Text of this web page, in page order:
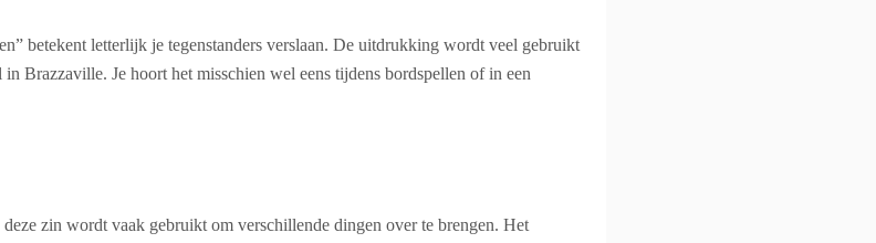
betekent letterlijk je tegenstanders verslaan. De uitdrukking wordt veel gebruikt
Brazzaville. Je hoort het misschien wel eens tijdens bordspellen of in een
zin wordt vaak gebruikt om verschillende dingen over te brengen. Het